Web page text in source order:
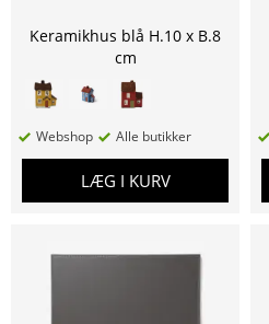
Keramikhus blå H.10 x B.8
cm
Webshop Alle butikker
LÆG I KURV